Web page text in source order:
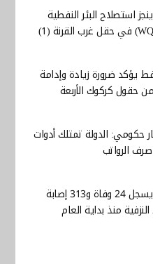
استصلاح البئر النفطية
يؤكد ضرورة زيادة وإدامة
من حقول كركوك الأربعة
حكومي: الدولة تمتلك أدوات
الرواتب
العراق يسجل 24 وفاة و313 إصابة
منذ بداية العام